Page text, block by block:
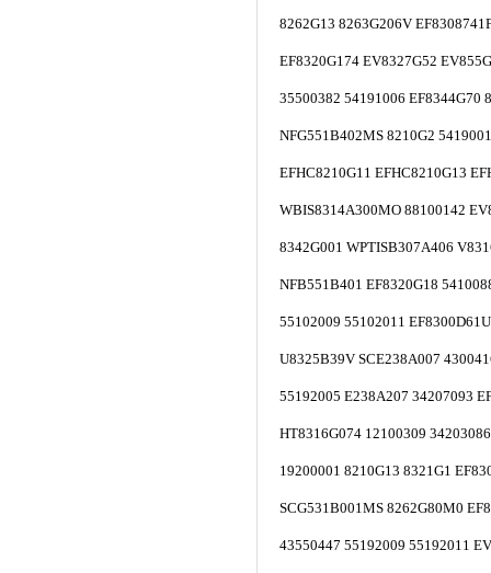
8262G13 8263G206V
EF8320G174 EV8327G52
35500382 54191006 EF8344G70
NFG551B402MS 8210G2
EFHC8210G11 EFHC8210G13
WBIS8314A300MO 88100142
8342G001 WPTISB307A406
NFB551B401 EF8320G18
55102009 55102011
U8325B39V SCE238A007
55192005 E238A207 34207093
HT8316G074 12100309
19200001 8210G13 8321G1
SCG531B001MS 8262G80M0
43550447 55192009 55192011